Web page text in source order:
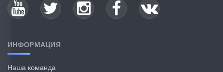
проложены заранее при монтаже ворот,
теперь придется долбить бетон под этот
в работе, отзыв дополню.
Установил. Настроил по инструкции. Все
отлично работает.
ИНФОРМАЦИЯ
Наша команда